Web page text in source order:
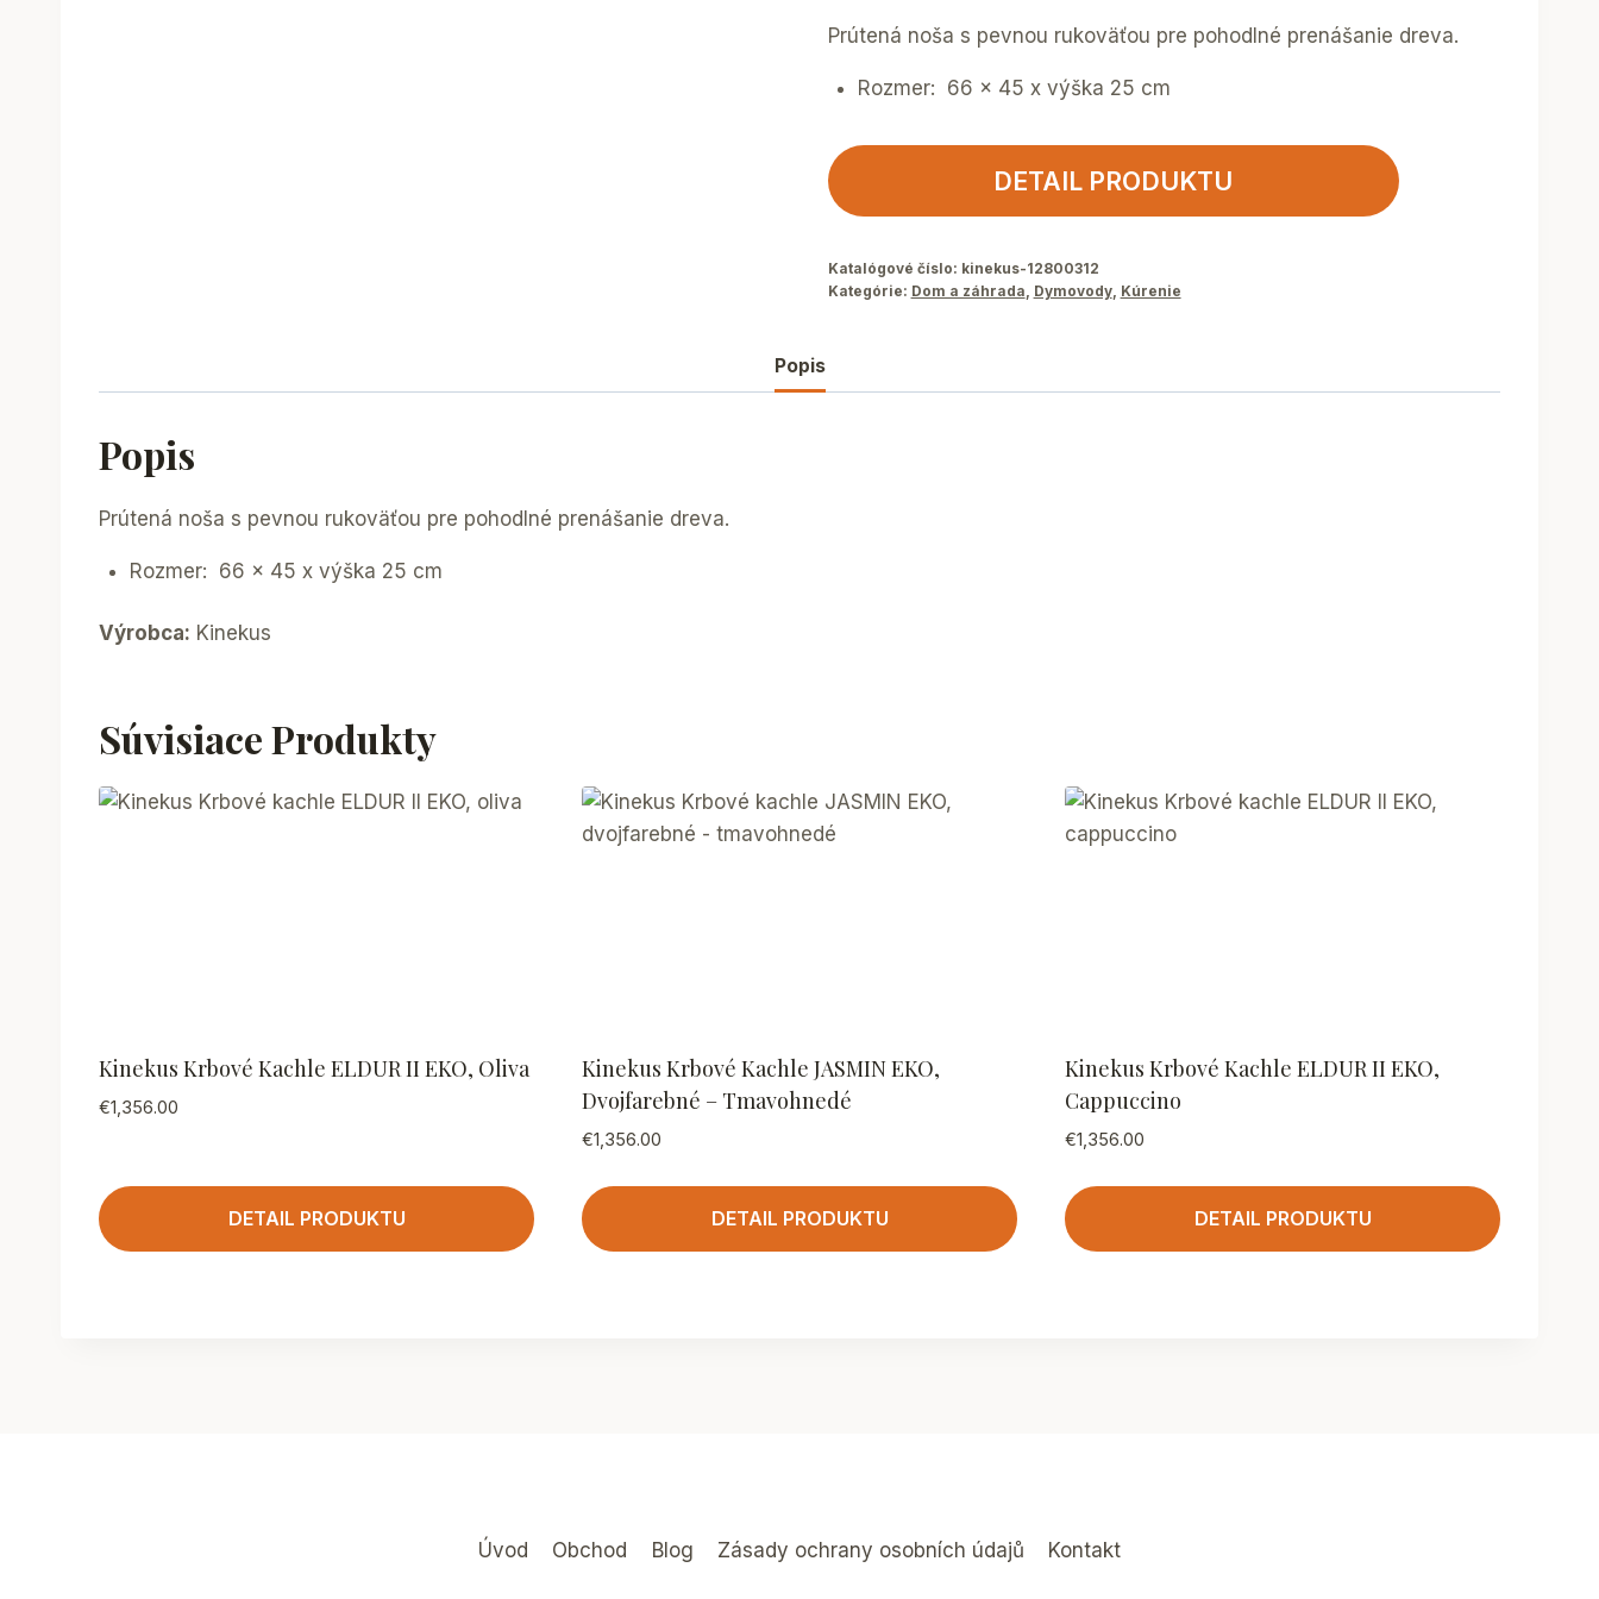
Prútená noša s pevnou rukoväťou pre pohodlné prenášanie dreva.
Rozmer: 66 x 45 x výška 25 cm
DETAIL PRODUKTU
Katalógové číslo: kinekus-12800312
Kategórie: Dom a záhrada, Dymovody, Kúrenie
Popis
Popis
Prútená noša s pevnou rukoväťou pre pohodlné prenášanie dreva.
Rozmer: 66 x 45 x výška 25 cm
Výrobca: Kinekus
Súvisiace Produkty
Kinekus Krbové Kachle ELDUR II EKO, Oliva
€1,356.00
DETAIL PRODUKTU
Kinekus Krbové Kachle JASMIN EKO,
Dvojfarebné – Tmavohnedé
€1,356.00
DETAIL PRODUKTU
Kinekus Krbové Kachle ELDUR II EKO,
Cappuccino
€1,356.00
DETAIL PRODUKTU
Úvod Obchod Blog Zásady ochrany osobních údajů Kontakt